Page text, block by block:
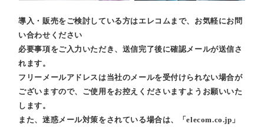
導入・販売をご検討している方はエレコムまで、お気軽にお問
い合わせください
必要事項をご入力いただき、送信完了後に確認メールが送信さ
れます。
フリーメールアドレスは当社のメールを受付けられない場合が
ございますので、ご使用をお控えくださいますようお願いいた
します。
また、迷惑メール対策をされている場合は、「elecom.co.jp」